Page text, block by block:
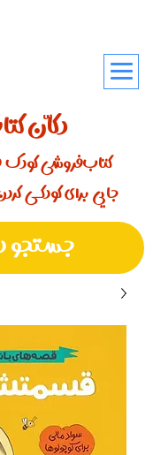
دکّان
کتاب‌فروشی کودک
جایی برای کودکـــی